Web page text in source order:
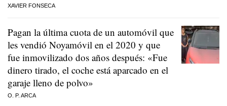
XAVIER FONSECA
Pagan la última cuota de un automóvil que
les vendió Noyamóvil en el 2020 y que
fue inmovilizado dos años después: «Fue
dinero tirado, el coche está aparcado en el
garaje lleno de polvo»
O. P. ARCA